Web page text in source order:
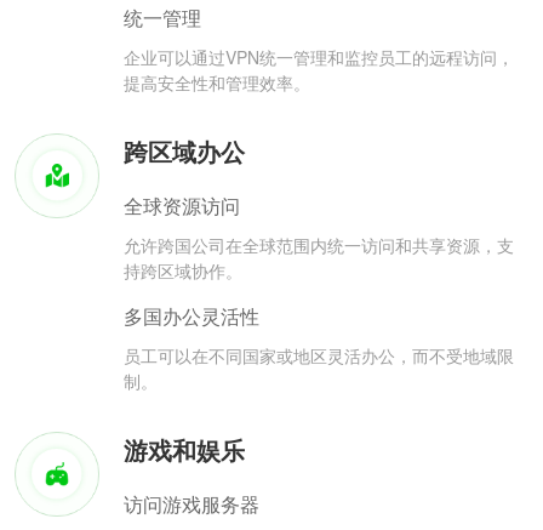
统一管理
企业可以通过VPN统一管理和监控员工的远程访问，
提高安全性和管理效率。
跨区域办公
全球资源访问
允许跨国公司在全球范围内统一访问和共享资源，支
持跨区域协作。
多国办公灵活性
员工可以在不同国家或地区灵活办公，而不受地域限
制。
游戏和娱乐
访问游戏服务器